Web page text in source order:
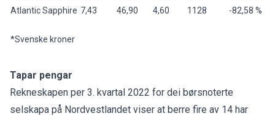
Atlantic Sapphire 7,43 46,90 4,60 1128 -82,58 %
*Svenske kroner
Tapar pengar
Rekneskapen per 3. kvartal 2022 for dei børsnoterte
selskapa på Nordvestlandet viser at berre fire av 14 har